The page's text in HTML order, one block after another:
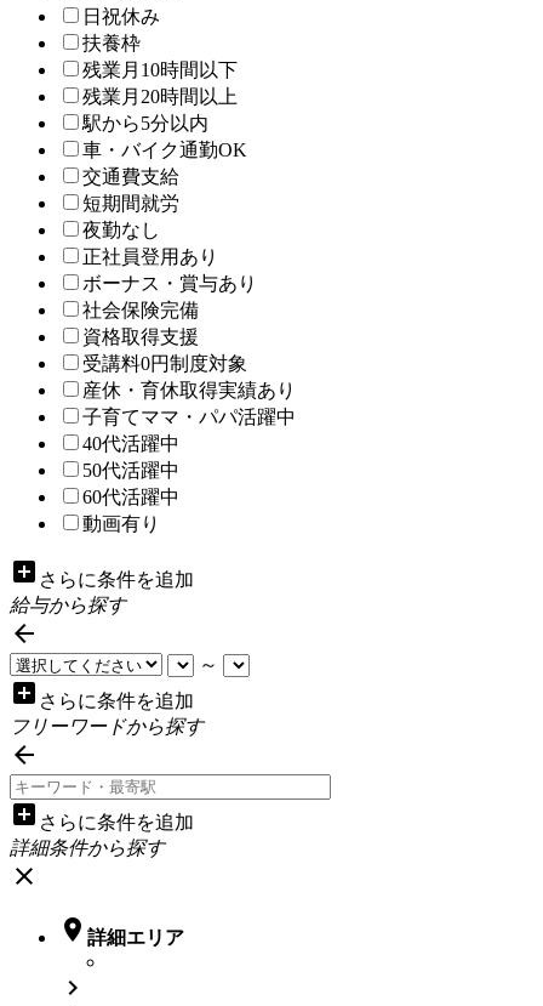
日祝休み
扶養枠
残業月10時間以下
残業月20時間以上
駅から5分以内
車・バイク通勤OK
交通費支給
短期間就労
夜勤なし
正社員登用あり
ボーナス・賞与あり
社会保険完備
資格取得支援
受講料0円制度対象
産休・育休取得実績あり
子育てママ・パパ活躍中
40代活躍中
50代活躍中
60代活躍中
動画有り
add_box さらに条件を追加
給与から探す

～
add_box さらに条件を追加
フリーワードから探す

add_box さらに条件を追加
詳細条件から探す
close
 詳細エリア
